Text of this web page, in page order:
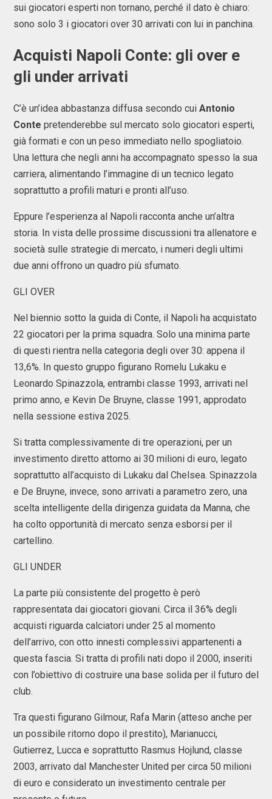
sui giocatori esperti non tornano, perché il dato è chiaro:
sono solo 3 i giocatori over 30 arrivati con lui in panchina.
Acquisti Napoli Conte: gli over e
gli under arrivati
C’è un’idea abbastanza diffusa secondo cui Antonio
Conte pretenderebbe sul mercato solo giocatori esperti,
già formati e con un peso immediato nello spogliatoio.
Una lettura che negli anni ha accompagnato spesso la sua
carriera, alimentando l’immagine di un tecnico legato
soprattutto a profili maturi e pronti all’uso.
Eppure l’esperienza al Napoli racconta anche un’altra
storia. In vista delle prossime discussioni tra allenatore e
società sulle strategie di mercato, i numeri degli ultimi
due anni offrono un quadro più sfumato.
GLI OVER
Nel biennio sotto la guida di Conte, il Napoli ha acquistato
22 giocatori per la prima squadra. Solo una minima parte
di questi rientra nella categoria degli over 30: appena il
13,6%. In questo gruppo figurano Romelu Lukaku e
Leonardo Spinazzola, entrambi classe 1993, arrivati nel
primo anno, e Kevin De Bruyne, classe 1991, approdato
nella sessione estiva 2025.
Si tratta complessivamente di tre operazioni, per un
investimento diretto attorno ai 30 milioni di euro, legato
soprattutto all’acquisto di Lukaku dal Chelsea. Spinazzola
e De Bruyne, invece, sono arrivati a parametro zero, una
scelta intelligente della dirigenza guidata da Manna, che
ha colto opportunità di mercato senza esborsi per il
cartellino.
GLI UNDER
La parte più consistente del progetto è però
rappresentata dai giocatori giovani. Circa il 36% degli
acquisti riguarda calciatori under 25 al momento
dell’arrivo, con otto innesti complessivi appartenenti a
questa fascia. Si tratta di profili nati dopo il 2000, inseriti
con l’obiettivo di costruire una base solida per il futuro del
club.
Tra questi figurano Gilmour, Rafa Marin (atteso anche per
un possibile ritorno dopo il prestito), Marianucci,
Gutierrez, Lucca e soprattutto Rasmus Hojlund, classe
2003, arrivato dal Manchester United per circa 50 milioni
di euro e considerato un investimento centrale per